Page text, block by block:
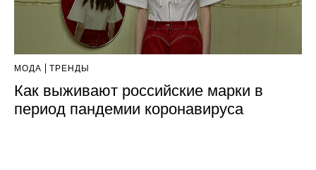
МОДА ТРЕНДЫ
Как выживают российские марки в
период пандемии коронавируса